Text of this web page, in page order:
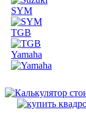
SYM
TGB
Yamaha